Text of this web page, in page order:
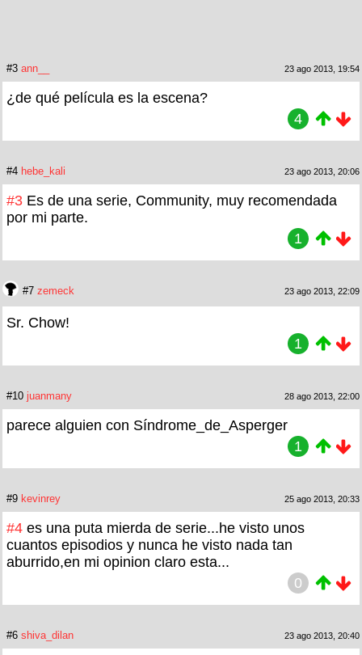
#3 ann__ 23 ago 2013, 19:54
¿de qué película es la escena?
4
#4 hebe_kali 23 ago 2013, 20:06
#3 Es de una serie, Community, muy recomendada
por mi parte.
1
#7 zemeck 23 ago 2013, 22:09
Sr. Chow!
1
#10 juanmany 28 ago 2013, 22:00
parece alguien con Síndrome_de_Asperger
1
#9 kevinrey 25 ago 2013, 20:33
#4 es una puta mierda de serie...he visto unos
cuantos episodios y nunca he visto nada tan
aburrido,en mi opinion claro esta...
0
#6 shiva_dilan 23 ago 2013, 20:40